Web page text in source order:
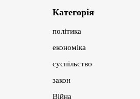
Категорія
політика
економіка
суспільство
закон
Війна